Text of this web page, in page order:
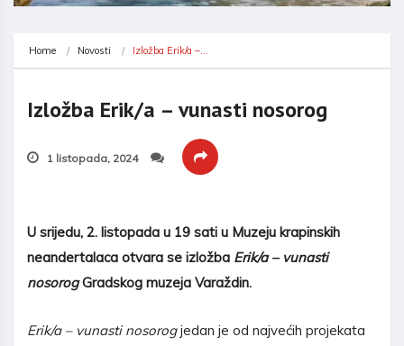
Home Novosti Izložba Erik/a –…
Izložba Erik/a – vunasti nosorog
1 listopada, 2024
U srijedu, 2. listopada u 19 sati u Muzeju krapinskih
neandertalaca otvara se izložba Erik/a – vunasti
nosorogGradskog muzeja Varaždin.
Erik/a – vunasti nosorogjedan je od najvećih projekata